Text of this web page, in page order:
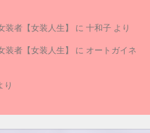
装者【女装人生】 に 十和子 より
装者【女装人生】 に オートガイネ
り